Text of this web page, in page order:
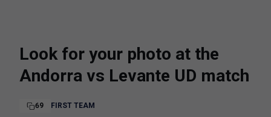
Look for your photo at the
Andorra vs Levante UD match
69 FIRST TEAM